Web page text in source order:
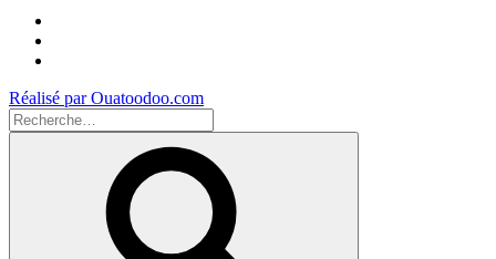
Réalisé par Ouatoodoo.com
Recherche
pour